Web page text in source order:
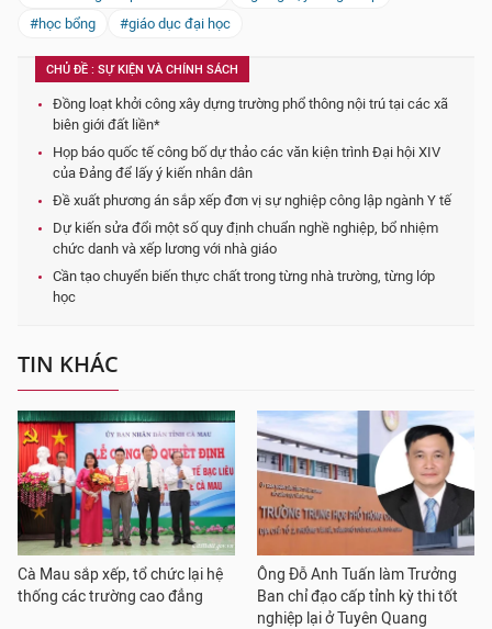
#học bổng
#giáo dục đại học
CHỦ ĐỀ : SỰ KIỆN VÀ CHÍNH SÁCH
Đồng loạt khởi công xây dựng trường phổ thông nội trú tại các xã
biên giới đất liền*
Họp báo quốc tế công bố dự thảo các văn kiện trình Đại hội XIV
của Đảng để lấy ý kiến nhân dân
Đề xuất phương án sắp xếp đơn vị sự nghiệp công lập ngành Y tế
Dự kiến sửa đổi một số quy định chuẩn nghề nghiệp, bổ nhiệm
chức danh và xếp lương với nhà giáo
Cần tạo chuyển biến thực chất trong từng nhà trường, từng lớp
học
TIN KHÁC
Cà Mau sắp xếp, tổ chức lại hệ
thống các trường cao đẳng
Ông Đỗ Anh Tuấn làm Trưởng
Ban chỉ đạo cấp tỉnh kỳ thi tốt
nghiệp lại ở Tuyên Quang